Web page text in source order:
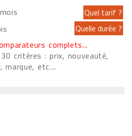
complets...
critères : prix, nouveauté,
etc....